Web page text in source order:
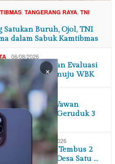
, TANGERANG RAYA, TNI
Satukan Buruh, Ojol, TNI
dalam Sabuk Kamtibmas
06/08/2026
Laksanakan Evaluasi
Integritas Menuju WBK
06/08/2026
Dibayar, Wawan
Kuasa Hukum Geruduk 3
BISNIS 06/08/2026
Industri Pakan Tembus 2
Dorong Satu Desa Satu …
×